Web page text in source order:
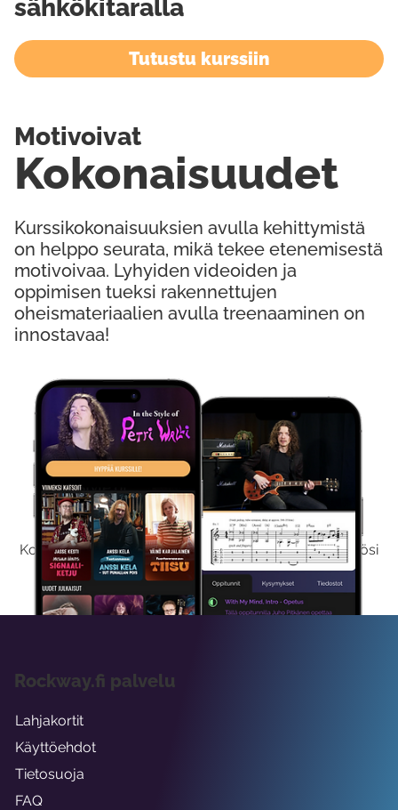
Kokeile Ilmaiseksi
Kokeilemalla ilmaiseksi saat koko sisältömme käyttöösi
viikon ajaksi.
sähkökitaralla
Tutustu kurssiin
Kurssikokonaisuuksien avulla kehittymistä
on helppo seurata, mikä tekee etenemisestä
motivoivaa. Lyhyiden videoiden ja
oppimisen tueksi rakennettujen
oheismateriaalien avulla treenaaminen on
innostavaa!
Kokonaisuudet
Motivoivat
Rockway.fi palvelu
Lahjakortit
Käyttöehdot
Tietosuoja
FAQ